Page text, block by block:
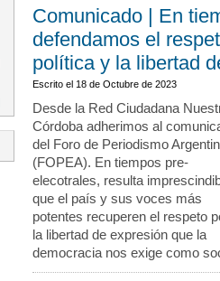
Comunicado | En
defendamos el
política y la libertad
Escrito el 18 de Octubre de 2023
Desde la Red Ciudadana
Córdoba adherimos al
del Foro de Periodismo
(FOPEA). En tiempos pre-
elecotrales, resulta
que el país y sus voces más
potentes recuperen el respeto
la libertad de expresión que la
democracia nos exige como